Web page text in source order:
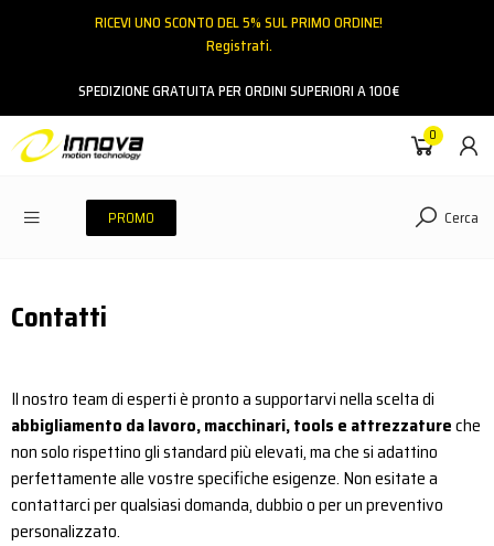
RICEVI UNO SCONTO DEL 5% SUL PRIMO ORDINE!
Registrati.
SPEDIZIONE GRATUITA PER ORDINI SUPERIORI A 100€
0
PROMO Cerca
Contatti
Il nostro team di esperti è pronto a supportarvi nella scelta di
abbigliamento da lavoro, macchinari, tools e attrezzatureche
non solo rispettino gli standard più elevati, ma che si adattino
perfettamente alle vostre specifiche esigenze. Non esitate a
contattarci per qualsiasi domanda, dubbio o per un preventivo
personalizzato.
Hai dimenticato la password?
NESSUN ACCOUNTCREA UN NUOVO ACCOUNT
Contattaci